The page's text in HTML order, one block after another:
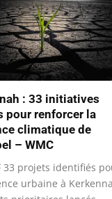
: 33 initiatives
pour renforcer la
climatique de
– WMC
33 projets identifiés
urbaine à